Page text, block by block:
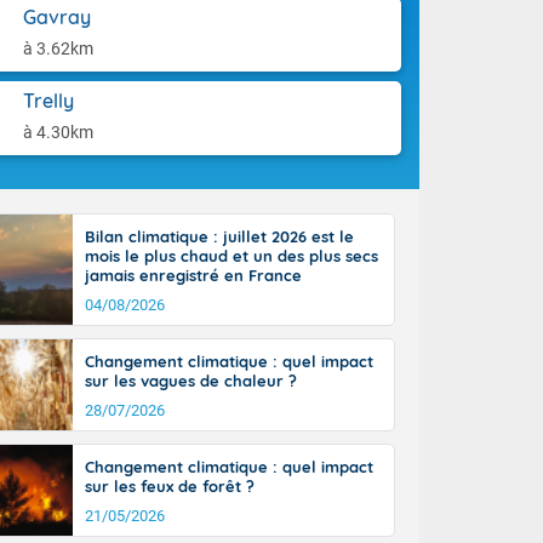
Gavray
à 3.62km
Trelly
à 4.30km
Garonne.
ensoleillée,
une
le vent
avec
Du nord de
dans
Bilan climatique : juillet 2026 est le
mois le plus chaud et un des plus secs
jamais enregistré en France
04/08/2026
Changement climatique : quel impact
sur les vagues de chaleur ?
28/07/2026
Changement climatique : quel impact
sur les feux de forêt ?
21/05/2026